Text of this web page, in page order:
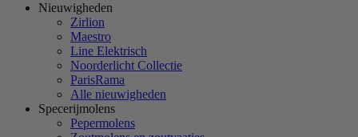
Nieuwigheden
Zirlion
Maestro
Line Elektrisch
Noorderlicht Collectie
ParisRama
Alle nieuwigheden
Specerijmolens
Pepermolens